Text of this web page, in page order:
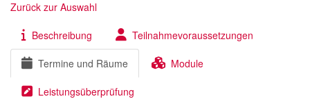
Zurück zur Auswahl
Beschreibung Teilnahmevoraussetzungen
Termine und Räume Module
Leistungsüberprüfung